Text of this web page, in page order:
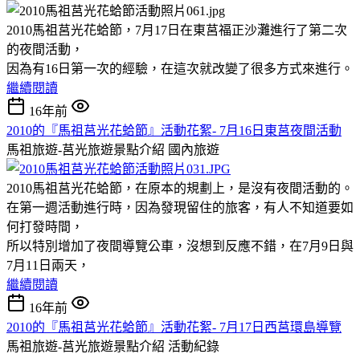
2010馬祖莒光花蛤節，7月17日在東莒福正沙灘進行了第二次
的夜間活動，
因為有16日第一次的經驗，在這次就改變了很多方式來進行。
繼續閱讀
16年前
2010的『馬祖莒光花蛤節』活動花絮- 7月16日東莒夜間活動
馬祖旅遊-莒光旅遊景點介紹 國內旅遊
2010馬祖莒光花蛤節，在原本的規劃上，是沒有夜間活動的。
在第一週活動進行時，因為發現留住的旅客，有人不知道要如
何打發時間，
所以特別增加了夜間導覽公車，沒想到反應不錯，在7月9日與
7月11日兩天，
繼續閱讀
16年前
2010的『馬祖莒光花蛤節』活動花絮- 7月17日西莒環島導覽
馬祖旅遊-莒光旅遊景點介紹 活動紀錄